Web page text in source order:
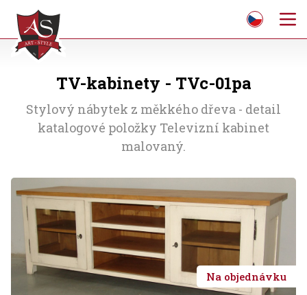
TV-kabinety - TVc-01pa
Stylový nábytek z měkkého dřeva - detail
katalogové položky Televizní kabinet
malovaný.
Na objednávku